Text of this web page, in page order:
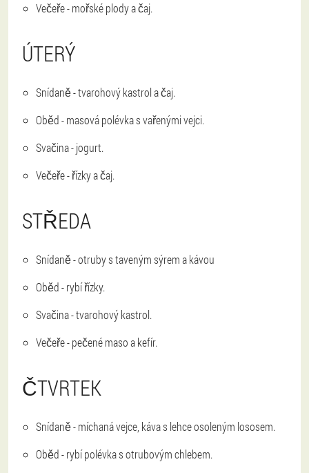
Večeře - mořské plody a čaj.
ÚTERÝ
Snídaně - tvarohový kastrol a čaj.
Oběd - masová polévka s vařenými vejci.
Svačina - jogurt.
Večeře - řízky a čaj.
STŘEDA
Snídaně - otruby s taveným sýrem a kávou
Oběd - rybí řízky.
Svačina - tvarohový kastrol.
Večeře - pečené maso a kefír.
ČTVRTEK
Snídaně - míchaná vejce, káva s lehce osoleným lososem.
Oběd - rybí polévka s otrubovým chlebem.